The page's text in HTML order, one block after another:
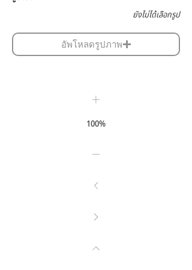
ยังไม่ได้เลือกรูป
อัพโหลดรูปภาพ
100%